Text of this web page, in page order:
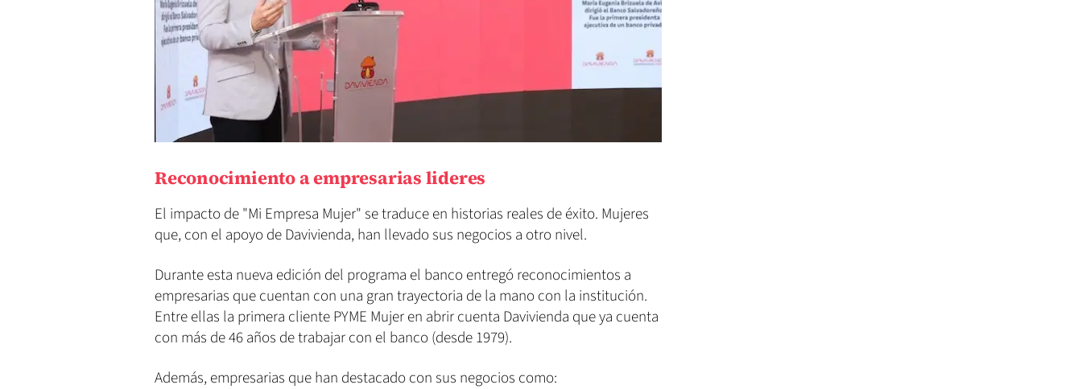
Reconocimiento a empresarias lideres
El impacto de "Mi Empresa Mujer" se traduce en historias reales de éxito. Mujeres
que, con el apoyo de Davivienda, han llevado sus negocios a otro nivel.
Durante esta nueva edición del programa el banco entregó reconocimientos a
empresarias que cuentan con una gran trayectoria de la mano con la institución.
Entre ellas la primera cliente PYME Mujer en abrir cuenta Davivienda que ya cuenta
con más de 46 años de trabajar con el banco (desde 1979).
Además, empresarias que han destacado con sus negocios como: